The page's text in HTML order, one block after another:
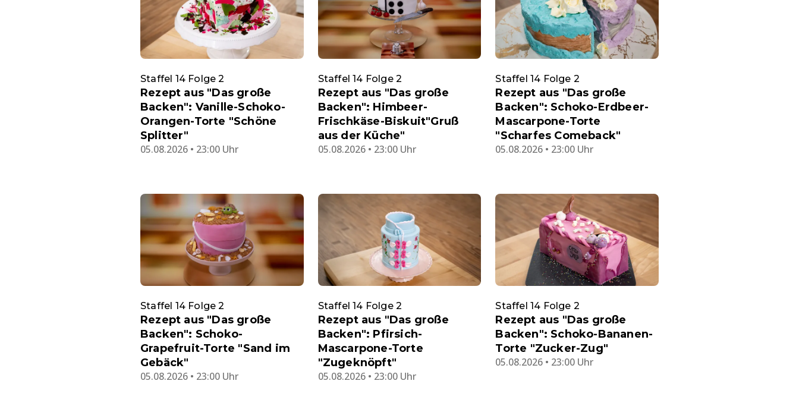
Staffel 14 Folge 2
Rezept aus "Das große
Backen": Vanille-Schoko-
Orangen-Torte "Schöne
Splitter"
05.08.2026 • 23:00 Uhr
Staffel 14 Folge 2
Rezept aus "Das große
Backen": Himbeer-
Frischkäse-Biskuit"Gruß
aus der Küche"
05.08.2026 • 23:00 Uhr
Staffel 14 Folge 2
Rezept aus "Das große
Backen": Schoko-Erdbeer-
Mascarpone-Torte
"Scharfes Comeback"
05.08.2026 • 23:00 Uhr
Staffel 14 Folge 2
Rezept aus "Das große
Backen": Schoko-
Grapefruit-Torte "Sand im
Gebäck"
05.08.2026 • 23:00 Uhr
Staffel 14 Folge 2
Rezept aus "Das große
Backen": Pfirsich-
Mascarpone-Torte
"Zugeknöpft"
05.08.2026 • 23:00 Uhr
Staffel 14 Folge 2
Rezept aus "Das große
Backen": Schoko-Bananen-
Torte "Zucker-Zug"
05.08.2026 • 23:00 Uhr